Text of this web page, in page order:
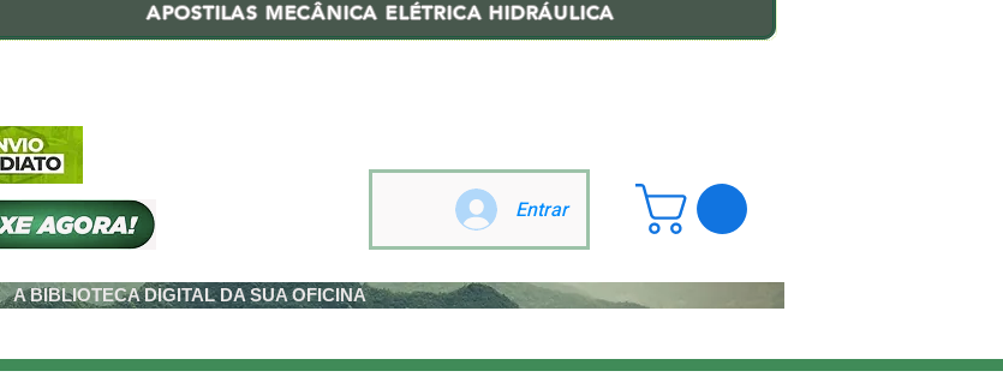
APOSTILAS MECÂNICA ELÉTRICA HIDRÁULICA
Entrar
A BIBLIOTECA DIGITAL DA SUA OFICINA